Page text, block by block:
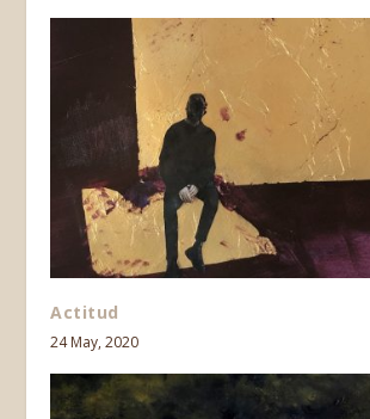
Actitud
24 May, 2020